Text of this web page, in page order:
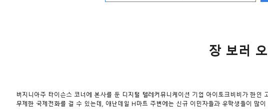
장 보러
버지니아주 타이슨스 코너에 본사를 둔 디지털 텔레커뮤니케이션 기업 아이토크비비가 한
무제한 국제전화를 걸 수 있는데, 애난데일 H마트 주변에는 신규 이민자들과 유학생들이 많